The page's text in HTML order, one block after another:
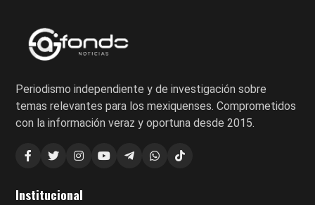
Periodismo independiente y de investigación sobre
temas relevantes para los mexiquenses. Comprometidos
con la información veraz y oportuna desde 2015.
Institucional